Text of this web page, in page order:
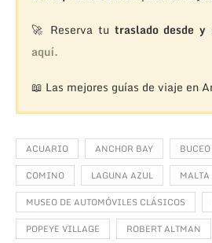
🚀 Reserva tu traslado desde
aquí.
📖 Las mejores guías de viaje en
ACUARIO ANCHOR BAY BUCEO
COMINO
LAGUNA AZUL
MALTA
MUSEO DE AUTOMÓVILES CLÁSICOS
POPEYE VILLAGE
ROBERT ALTMAN